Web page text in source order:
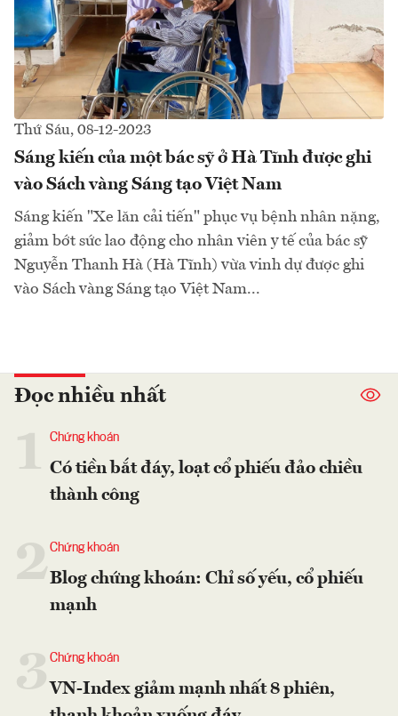
Thứ Sáu, 08-12-2023
Sáng kiến của một bác sỹ ở Hà Tĩnh được ghi
vào Sách vàng Sáng tạo Việt Nam
Sáng kiến "Xe lăn cải tiến" phục vụ bệnh nhân nặng,
giảm bớt sức lao động cho nhân viên y tế của bác sỹ
Nguyễn Thanh Hà (Hà Tĩnh) vừa vinh dự được ghi
vào Sách vàng Sáng tạo Việt Nam...
Đọc nhiều nhất
Chứng khoán
Có tiền bắt đáy, loạt cổ phiếu đảo chiều
thành công
2Chứng khoán
Blog chứng khoán: Chỉ số yếu, cổ phiếu
mạnh
Chứng khoán
VN-Index giảm mạnh nhất 8 phiên,